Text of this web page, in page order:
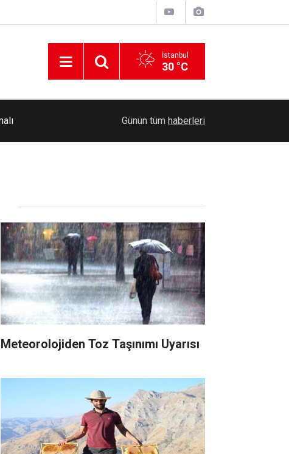
İstanbul
30 °C
Günün tüm haberleri
Meteorolojiden Toz Taşınımı Uyarısı